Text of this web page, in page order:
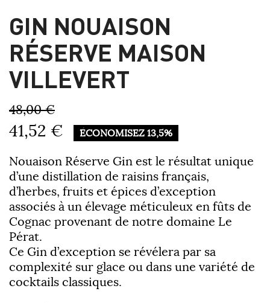
GIN NOUAISON
RÉSERVE MAISON
VILLEVERT
48,00 €
41,52 € ÉCONOMISEZ 13,5%
Nouaison Réserve Gin est le résultat unique
d’une distillation de raisins français,
d’herbes, fruits et épices d’exception
associés à un élevage méticuleux en fûts de
Cognac provenant de notre domaine Le
Pérat.
Ce Gin d’exception se révélera par sa
complexité sur glace ou dans une variété de
cocktails classiques.